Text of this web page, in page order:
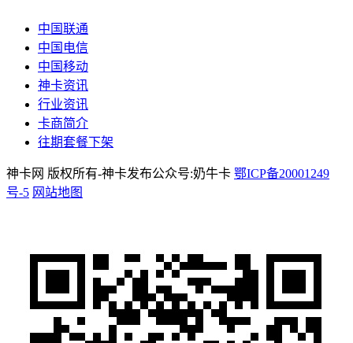
中国联通
中国电信
中国移动
神卡资讯
行业资讯
卡商简介
往期套餐下架
神卡网 版权所有-神卡发布公众号:奶牛卡 鄂ICP备20001249
号-5 网站地图